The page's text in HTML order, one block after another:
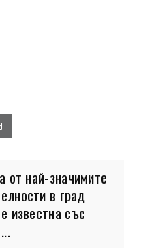
от най-значимите
в град
със